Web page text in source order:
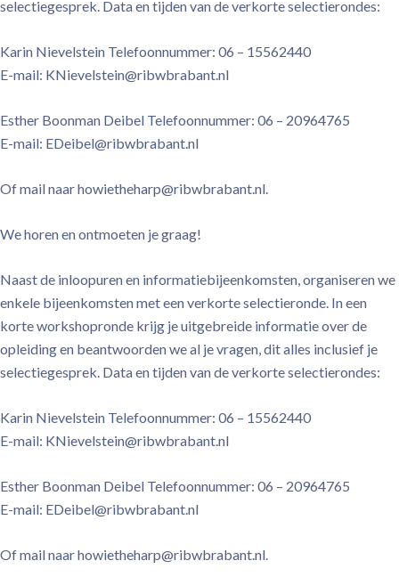
selectiegesprek. Data en tijden van de verkorte selectierondes:
Karin Nievelstein Telefoonnummer: 06 – 15562440
E-mail: KNievelstein@ribwbrabant.nl
Esther Boonman Deibel Telefoonnummer: 06 – 20964765
E-mail: EDeibel@ribwbrabant.nl
Of mail naar howietheharp@ribwbrabant.nl.
We horen en ontmoeten je graag!
Naast de inloopuren en informatiebijeenkomsten, organiseren we
enkele bijeenkomsten met een verkorte selectieronde. In een
korte workshopronde krijg je uitgebreide informatie over de
opleiding en beantwoorden we al je vragen, dit alles inclusief je
selectiegesprek. Data en tijden van de verkorte selectierondes:
Karin Nievelstein Telefoonnummer: 06 – 15562440
E-mail: KNievelstein@ribwbrabant.nl
Esther Boonman Deibel Telefoonnummer: 06 – 20964765
E-mail: EDeibel@ribwbrabant.nl
Of mail naar howietheharp@ribwbrabant.nl.